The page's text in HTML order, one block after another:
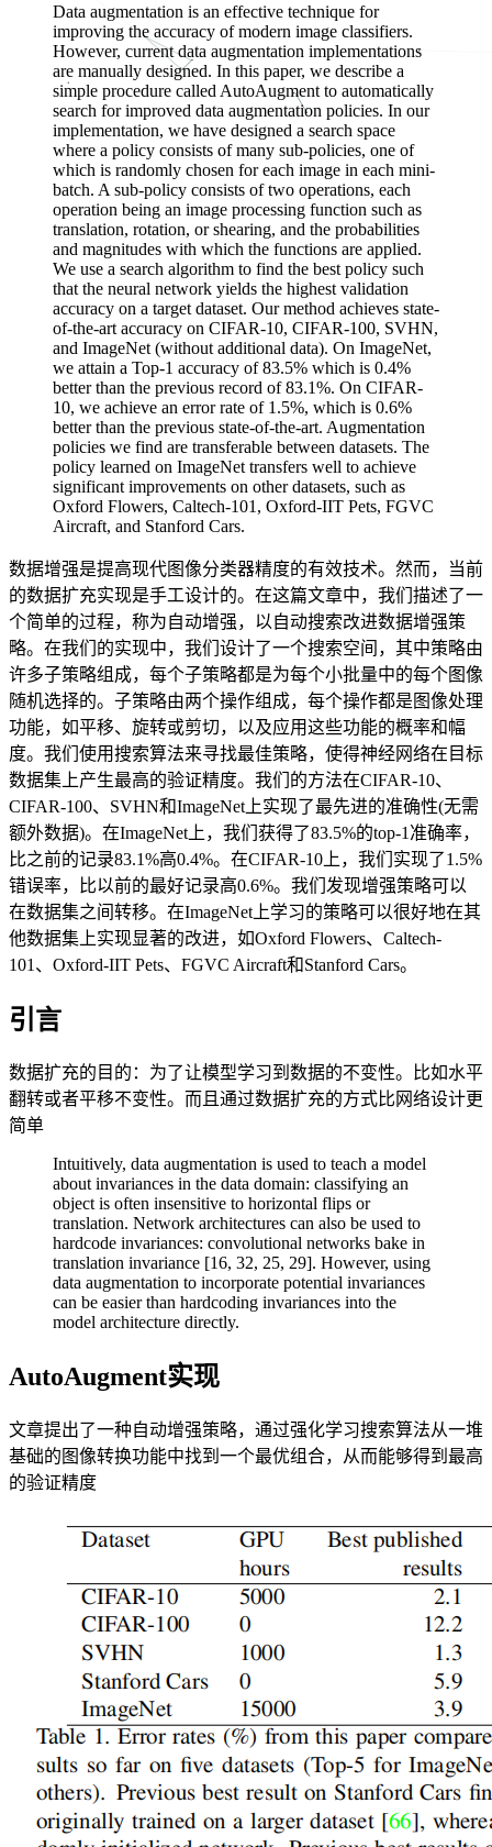
Data augmentation is an effective technique for
improving the accuracy of modern image classifiers.
However, current data augmentation implementations
are manually designed. In this paper, we describe a
simple procedure called AutoAugment to automatically
search for improved data augmentation policies. In our
implementation, we have designed a search space
where a policy consists of many sub-policies, one of
which is randomly chosen for each image in each mini-
batch. A sub-policy consists of two operations, each
operation being an image processing function such as
translation, rotation, or shearing, and the probabilities
and magnitudes with which the functions are applied.
We use a search algorithm to find the best policy such
that the neural network yields the highest validation
accuracy on a target dataset. Our method achieves state-
of-the-art accuracy on CIFAR-10, CIFAR-100, SVHN,
and ImageNet (without additional data). On ImageNet,
we attain a Top-1 accuracy of 83.5% which is 0.4%
better than the previous record of 83.1%. On CIFAR-
10, we achieve an error rate of 1.5%, which is 0.6%
better than the previous state-of-the-art. Augmentation
policies we find are transferable between datasets. The
policy learned on ImageNet transfers well to achieve
significant improvements on other datasets, such as
Oxford Flowers, Caltech-101, Oxford-IIT Pets, FGVC
Aircraft, and Stanford Cars.
数据增强是提高现代图像分类器精度的有效技术。然而，当前
的数据扩充实现是手工设计的。在这篇文章中，我们描述了一
个简单的过程，称为自动增强，以自动搜索改进数据增强策
略。在我们的实现中，我们设计了一个搜索空间，其中策略由
许多子策略组成，每个子策略都是为每个小批量中的每个图像
随机选择的。子策略由两个操作组成，每个操作都是图像处理
功能，如平移、旋转或剪切，以及应用这些功能的概率和幅
度。我们使用搜索算法来寻找最佳策略，使得神经网络在目标
数据集上产生最高的验证精度。我们的方法在CIFAR-10、
CIFAR-100、SVHN和ImageNet上实现了最先进的准确性(无需
额外数据)。在ImageNet上，我们获得了83.5%的top-1准确率，
比之前的记录83.1%高0.4%。在CIFAR-10上，我们实现了1.5%
错误率，比以前的最好记录高0.6%。我们发现增强策略可以
在数据集之间转移。在ImageNet上学习的策略可以很好地在其
他数据集上实现显著的改进，如Oxford Flowers、Caltech-
101、Oxford-IIT Pets、FGVC Aircraft和Stanford Cars。
引言
数据扩充的目的：为了让模型学习到数据的不变性。比如水平
翻转或者平移不变性。而且通过数据扩充的方式比网络设计更
简单
Intuitively, data augmentation is used to teach a model
about invariances in the data domain: classifying an
object is often insensitive to horizontal flips or
translation. Network architectures can also be used to
hardcode invariances: convolutional networks bake in
translation invariance [16, 32, 25, 29]. However, using
data augmentation to incorporate potential invariances
can be easier than hardcoding invariances into the
model architecture directly.
AutoAugment实现
文章提出了一种自动增强策略，通过强化学习搜索算法从一堆
基础的图像转换功能中找到一个最优组合，从而能够得到最高
的验证精度